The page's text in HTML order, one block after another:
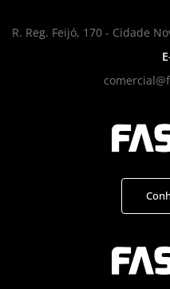
R. Reg. Feijó, 170 - Cidade